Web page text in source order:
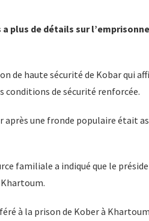
a plus de détails sur
de haute sécurité de Kobar qui
conditions de sécurité renforcée.
après une fronde populaire était
familiale a indiqué que le
à la prison de Kober à